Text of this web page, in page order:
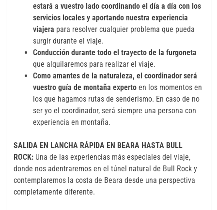
estará a vuestro lado coordinando el día a día con los
servicios locales y aportando nuestra experiencia
viajera para resolver cualquier problema que pueda
surgir durante el viaje.
Conducción durante todo el trayecto de la furgoneta
que alquilaremos para realizar el viaje.
Como amantes de la naturaleza, el coordinador será
vuestro guía de montaña experto en los momentos en
los que hagamos rutas de senderismo. En caso de no
ser yo el coordinador, será siempre una persona con
experiencia en montaña.
SALIDA EN LANCHA RÁPIDA EN BEARA HASTA BULL
ROCK: Una de las experiencias más especiales del viaje,
donde nos adentraremos en el túnel natural de Bull Rock y
contemplaremos la costa de Beara desde una perspectiva
completamente diferente.